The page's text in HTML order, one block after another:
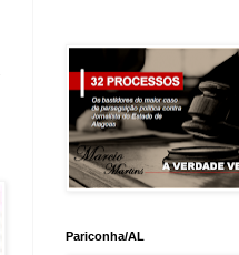
Pariconha/AL